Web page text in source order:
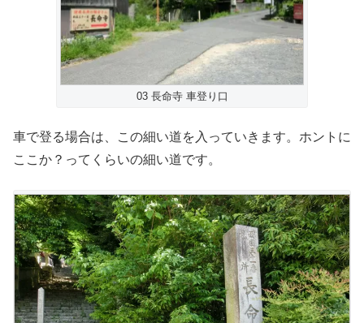
03 長命寺 車登り口
車で登る場合は、この細い道を入っていきます。ホントに
ここか？ってくらいの細い道です。